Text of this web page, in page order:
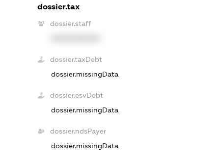
dossier.tax
dossier.staff
dossier.taxDebt
dossier.missingData
dossier.esvDebt
dossier.missingData
dossier.ndsPayer
dossier.missingData